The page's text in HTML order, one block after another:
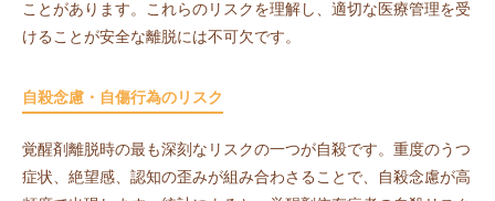
ことがあります。これらのリスクを理解し、適切な医療管理を受
けることが安全な離脱には不可欠です。
自殺念慮・自傷行為のリスク
覚醒剤離脱時の最も深刻なリスクの一つが自殺です。重度のうつ
症状、絶望感、認知の歪みが組み合わさることで、自殺念慮が高